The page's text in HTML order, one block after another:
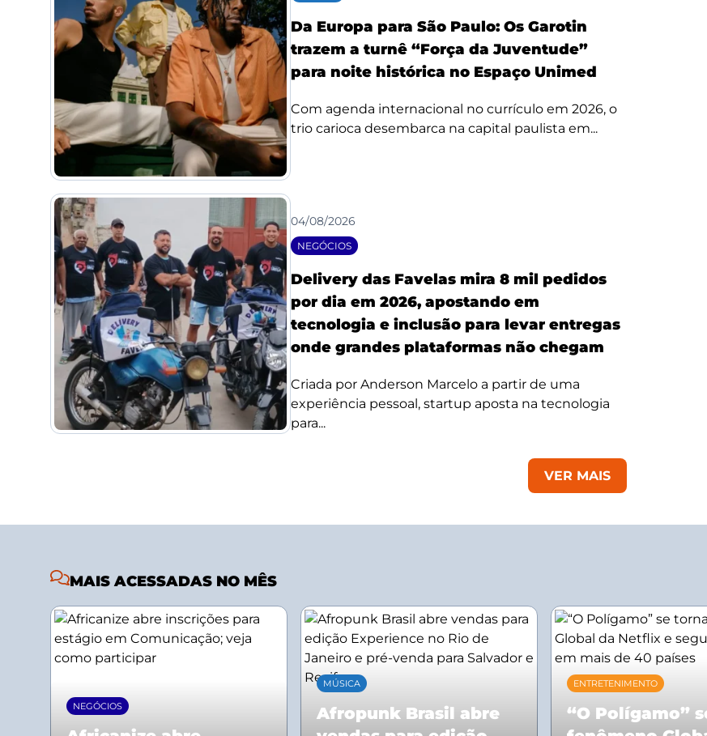
Da Europa para São Paulo: Os Garotin
trazem a turnê “Força da Juventude”
para noite histórica no Espaço Unimed
Com agenda internacional no currículo em 2026, o
trio carioca desembarca na capital paulista em...
04/08/2026
NEGÓCIOS
Delivery das Favelas mira 8 mil pedidos
por dia em 2026, apostando em
tecnologia e inclusão para levar entregas
onde grandes plataformas não chegam
Criada por Anderson Marcelo a partir de uma
experiência pessoal, startup aposta na tecnologia
para...
VER MAIS
MAIS ACESSADAS NO MÊS
NEGÓCIOS
MÚSICA
Afropunk Brasil abre
ENTRETENIMENTO
“O Polígamo”